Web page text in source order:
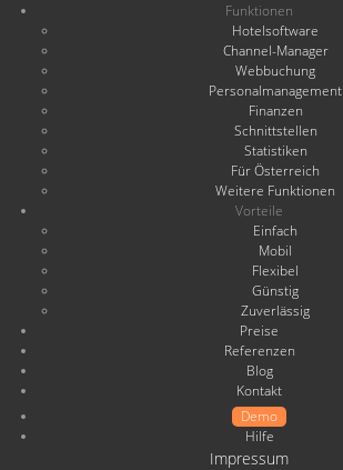
Funktionen
Hotelsoftware
Channel-Manager
Webbuchung
Personalmanagement
Finanzen
Schnittstellen
Statistiken
Für Österreich
Weitere Funktionen
Vorteile
Einfach
Mobil
Flexibel
Günstig
Zuverlässig
Preise
Referenzen
Blog
Kontakt
Demo
Hilfe
Impressum